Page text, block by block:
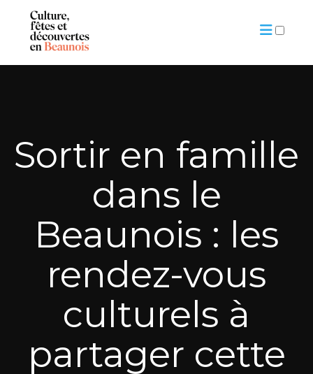
Sortir en famille
dans le
Beaunois : les
rendez-vous
culturels à
partager cette